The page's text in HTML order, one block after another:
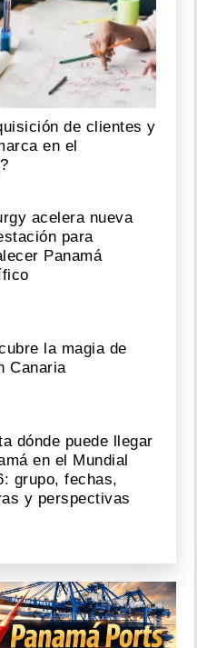
de clientes y
en el
acelera nueva
para
Panamá
la magia de
Canaria
dónde puede llegar
en el Mundial
grupo, fechas,
y perspectivas